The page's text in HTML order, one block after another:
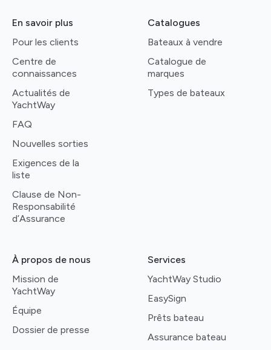
En savoir plus
Pour les clients
Centre de
connaissances
Actualités de
YachtWay
FAQ
Nouvelles sorties
Exigences de la
liste
Clause de Non-
Responsabilité
d’Assurance
Catalogues
Bateaux à vendre
Catalogue de
marques
Types de bateaux
À propos de nous
Mission de
YachtWay
Équipe
Dossier de presse
Services
YachtWay Studio
EasySign
Prêts bateau
Assurance bateau